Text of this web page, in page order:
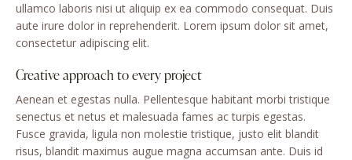
ullamco laboris nisi ut aliquip ex ea commodo consequat. Duis
aute irure dolor in reprehenderit. Lorem ipsum dolor sit amet,
consectetur adipiscing elit.
Creative approach to every project
Aenean et egestas nulla. Pellentesque habitant morbi tristique
senectus et netus et malesuada fames ac turpis egestas.
Fusce gravida, ligula non molestie tristique, justo elit blandit
risus, blandit maximus augue magna accumsan ante. Duis id